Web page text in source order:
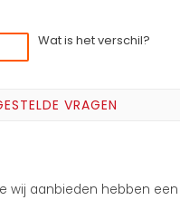
Wat is het verschil?
VRAGEN
wij aanbieden hebben